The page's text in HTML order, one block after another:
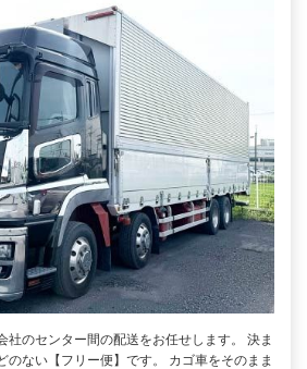
社のセンター間の配送をお任せします。 決ま
のない【フリー便】です。 カゴ車をそのまま